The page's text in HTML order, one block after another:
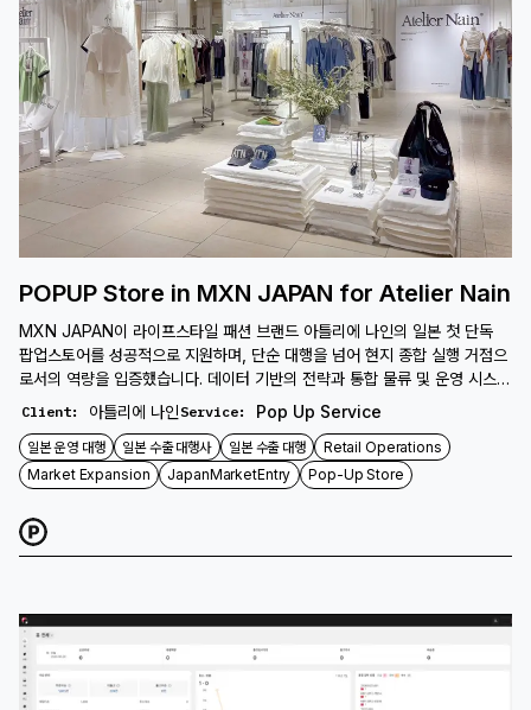
POPUP Store in MXN JAPAN for Atelier Nain
MXN JAPAN이 라이프스타일 패션 브랜드 아틀리에 나인의 일본 첫 단독
팝업스토어를 성공적으로 지원하며, 단순 대행을 넘어 현지 종합 실행 거점으
로서의 역량을 입증했습니다. 데이터 기반의 전략과 통합 물류 및 운영 시스템
으로 일본 시장 안착을 돕습니다.
Client: 아틀리에 나인 Service: Pop Up Service
일본 운영 대행 일본 수출 대행사 일본 수출 대행
Retail Operations
Market Expansion
JapanMarketEntry Pop-Up Store